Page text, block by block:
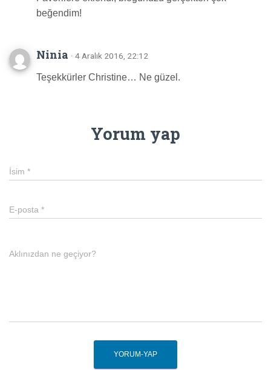
beğendim!
Ninia · 4 Aralık 2016, 22:12
Teşekkürler Christine… Ne güzel.
Yorum yap
İsim *
E-posta *
Aklınızdan ne geçiyor?